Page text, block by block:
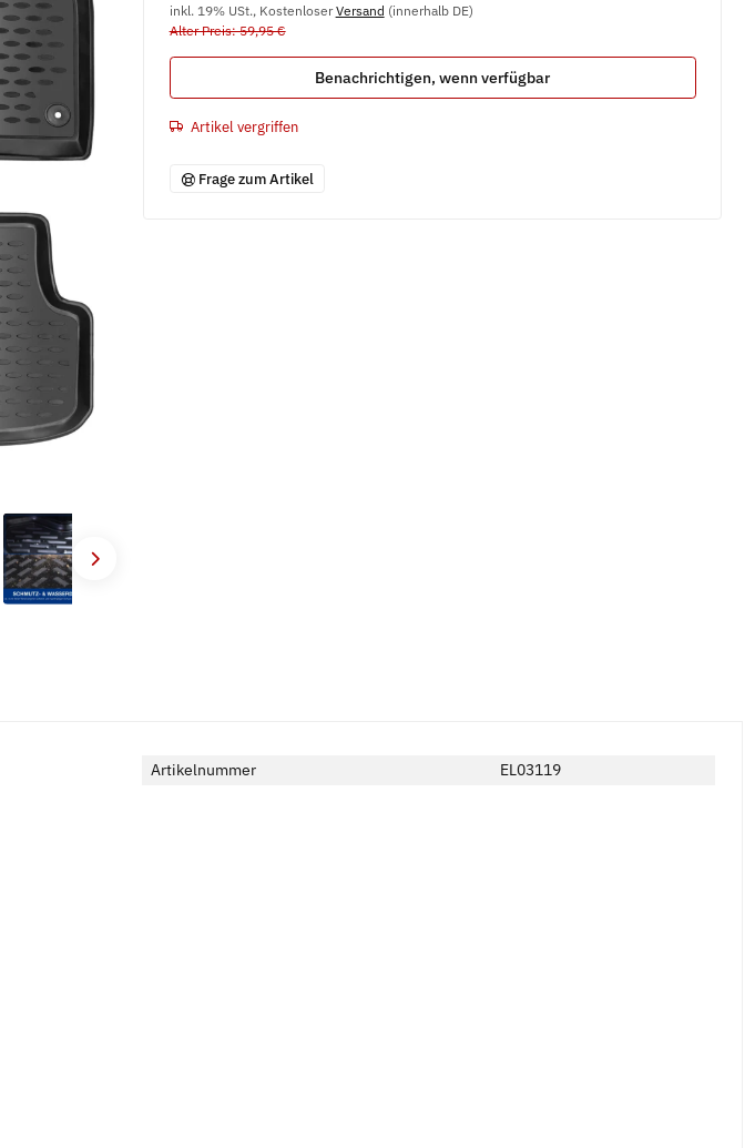
inkl. 19% USt., KostenloserVersand (innerhalb DE)
Alter Preis: 59,95 €
Benachrichtigen, wenn verfügbar
Artikel vergriffen
Frage zum Artikel
Artikelnummer EL03119